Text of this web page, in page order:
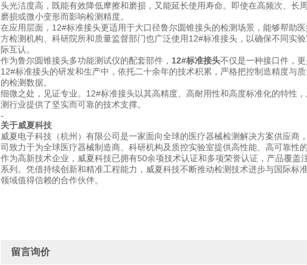
头光洁度高，既能有效降低摩擦和磨损，又能延长使用寿命。即使在高频次、长
磨损或微小变形而影响检测精度。
在应用层面，12#标准接头更适用于大口径鲁尔圆锥接头的检测场景，能够帮助
方检测机构、科研院所和质量监督部门也广泛使用12#标准接头，以确保不同实
际互认。
作为鲁尔圆锥接头多功能测试仪的配套部件， 12#标准接头不仅是一种接口件，
12#标准接头的研发和生产中，依托二十余年的技术积累，严格把控制造精度与
的检测数据。
细微之处，见证专业。12#标准接头以其高精度、高耐用性和高度标准化的特性
测行业提供了坚实而可靠的技术支撑。
-
关于威夏科技
威夏电子科技（杭州）有限公司是一家面向全球的医疗器械检测解决方案供应
司致力于为全球医疗器械制造商、科研机构及质控实验室提供高性能、高可靠性的
作为高新技术企业，威夏科技已拥有50余项技术认证和多项荣誉认证，产品覆
系列。凭借持续创新和精准工程能力，威夏科技不断推动检测技术进步与国际标
领域值得信赖的合作伙伴。
留言询价